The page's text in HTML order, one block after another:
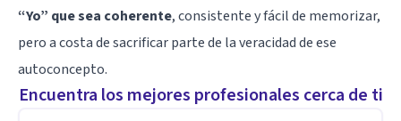
“Yo” que sea coherente, consistente y fácil de memorizar,
pero a costa de sacrificar parte de la veracidad de ese
autoconcepto.
Encuentra los mejores profesionales cerca de ti